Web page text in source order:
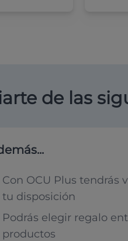
de las
Con OCU Plus tendrás
tu disposición
Podrás elegir regalo
productos